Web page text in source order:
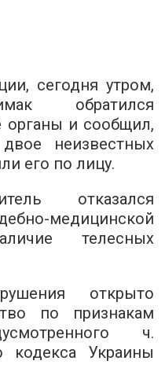
сегодня утром,
обратился
органы и сообщил,
неизвестных
его по лицу.
отказался
медицинской
телесных
открыто
по признакам
ч.
кодекса Украины